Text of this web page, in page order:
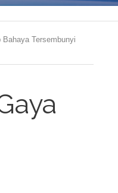
Tersembunyi